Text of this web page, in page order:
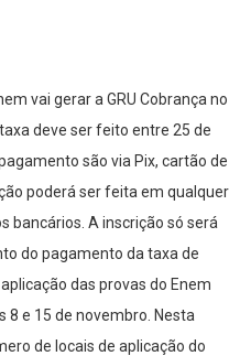
vai gerar a GRU Cobrança no
deve ser feito entre 25 de
são via Pix, cartão de
poderá ser feita em qualquer
bancários. A inscrição só será
do pagamento da taxa de
das provas do Enem
8 e 15 de novembro. Nesta
de locais de aplicação do